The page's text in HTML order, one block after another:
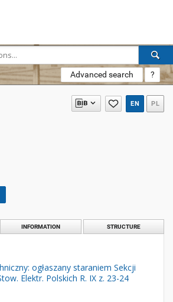
Advanced search ?
EN PL
INFORMATION STRUCTURE
ogłaszany staraniem Sekcji
Elektr. Polskich R. IX z. 23-24